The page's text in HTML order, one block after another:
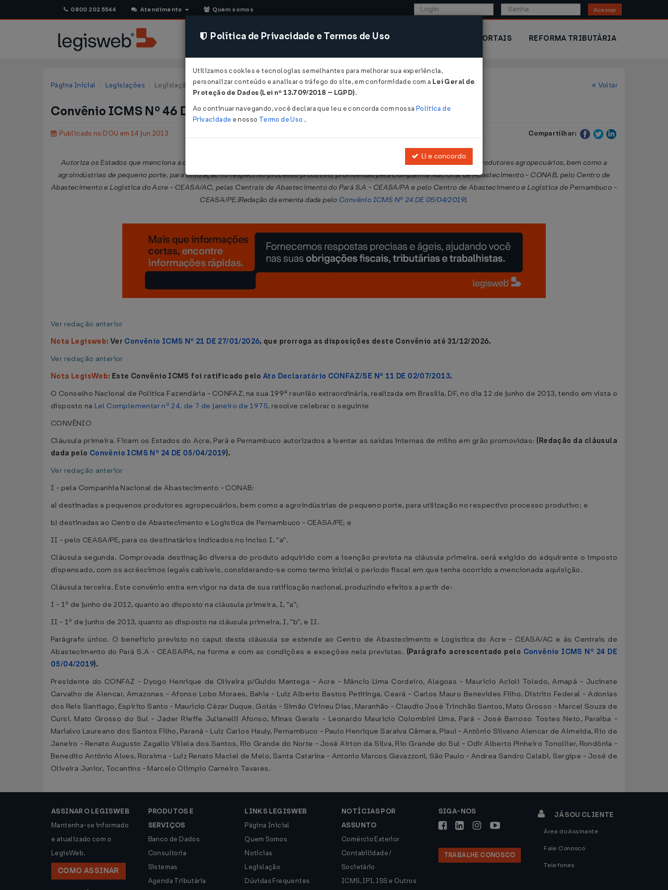
0800 202 5544 Atendimento Quem somos Acessar
CONSULTORIA SISTEMAS COMÉRCIO EXTERIOR PORTAIS REFORMA TRIBUTÁRIA
Página Inicial Legislações Legislação Federal Voltar
Convênio ICMS Nº 46 DE 12/06/2013
Publicado no DOU em 14 jun 2013 Compartilhar:
Autoriza os Estados que menciona a conceder isenção do ICMS nas saídas internas de milho em grão destinadas a pequenos produtores agropecuários, bem como a
agroindústrias de pequeno porte, para utilização no respectivo processo produtivo, promovidas pela Companhia Nacional de Abastecimento - CONAB, pelo Centro de
Abastecimento e Logística do Acre - CEASA/AC, pelas Centrais de Abastecimento do Pará S.A - CEASA/PA e pelo Centro de Abastecimento e Logística de Pernambuco -
CEASA/PE.(Redação da ementa dada pelo Convênio ICMS Nº 24 DE 05/04/2019).
Ver redação anterior
Nota Legisweb: Ver Convênio ICMS Nº 21 DE 27/01/2026, que prorroga as disposições deste Convênio até 31/12/2026.
Ver redação anterior
Nota LegisWeb: Este Convênio ICMS foi ratificado peloAto Declaratório CONFAZ/SE Nº 11 DE 02/07/2013.
O Conselho Nacional de Política Fazendária - CONFAZ, na sua 199ª reunião extraordinária, realizada em Brasília, DF, no dia 12 de junho de 2013, tendo em vista o
disposto na Lei Complementar nº 24, de 7 de janeiro de 1975, resolve celebrar o seguinte
CONVÊNIO
Cláusula primeira. Ficam os Estados do Acre, Pará e Pernambuco autorizados a isentar as saídas internas de milho em grão promovidas: (Redação da cláusula
dada pelo Convênio ICMS Nº 24 DE 05/04/2019).
Ver redação anterior
I - pela Companhia Nacional de Abastecimento - CONAB:
a) destinadas a pequenos produtores agropecuários, bem como a agroindústrias de pequeno porte, para utilização no respectivo processo produtivo; e
b) destinadas ao Centro de Abastecimento e Logística de Pernambuco - CEASA/PE; e
II - pelo CEASA/PE, para os destinatários indicados no inciso I, “a”.
Cláusula segunda. Comprovada destinação diversa do produto adquirido com a isenção prevista na cláusula primeira, será exigido do adquirente o imposto
dispensado, com os acréscimos legais cabíveis, considerando-se como termo inicial o período fiscal em que tenha ocorrido a mencionada aquisição.
Cláusula terceira. Este convênio entra em vigor na data de sua ratificação nacional, produzindo efeitos a partir de:
I - 1º de junho de 2012, quanto ao disposto na cláusula primeira, I, “a”;
II - 1º de junho de 2013, quanto ao disposto na cláusula primeira, I, “b”, e II.
Parágrafo único. O benefício previsto no caput desta cláusula se estende ao Centro de Abastecimento e Logística do Acre - CEASA/AC e às Centrais de
Abastecimento do Pará S.A - CEASA/PA, na forma e com as condições e exceções nela previstas. (Parágrafo acrescentado pelo Convênio ICMS Nº 24 DE
05/04/2019).
Presidente do CONFAZ - Dyogo Henrique de Oliveira p/Guido Mantega - Acre - Mâncio Lima Cordeiro, Alagoas - Maurício Acioli Toledo, Amapá - Jucinete
Carvalho de Alencar, Amazonas - Afonso Lobo Moraes, Bahia - Luiz Alberto Bastos Petitinga, Ceará - Carlos Mauro Benevides Filho, Distrito Federal - Adonias
dos Reis Santiago, Espírito Santo - Maurício Cézar Duque, Goiás - Simão Cirineu Dias, Maranhão - Claudio José Trinchão Santos, Mato Grosso - Marcel Souza de
Cursi, Mato Grosso do Sul - Jader Rieffe Julianelli Afonso, Minas Gerais - Leonardo Maurício Colombini Lima, Pará - José Barroso Tostes Neto, Paraíba -
Marialvo Laureano dos Santos Filho, Paraná - Luiz Carlos Hauly, Pernambuco - Paulo Henrique Saraiva Câmara, Piauí - Antônio Silvano Alencar de Almeida, Rio de
Janeiro - Renato Augusto Zagallo Villela dos Santos, Rio Grande do Norte - José Airton da Silva, Rio Grande do Sul - Odir Alberto Pinheiro Tonollier, Rondônia -
Benedito Antônio Alves, Roraima - Luiz Renato Maciel de Melo, Santa Catarina - Antonio Marcos Gavazzoni, São Paulo - Andrea Sandro Calabi, Sergipe - José de
Oliveira Junior, Tocantins - Marcelo Olimpio Carneiro Tavares.
ASSINAR O LEGISWEB
Mantenha-se informado
e atualizado com o
LegisWeb.
COMO ASSINAR
PRODUTOS E
SERVIÇOS
Banco de Dados
Consultoria
Sistemas
Agenda Tributária
LINKS LEGISWEB
Página Inicial
Quem Somos
Notícias
Legislação
Dúvidas Frequentes
NOTÍCIAS POR
ASSUNTO
Comércio Exterior
Contabilidade /
Societário
ICMS, IPI, ISS e Outros
SIGA-NOS
TRABALHE CONOSCO
JÁ SOU CLIENTE
Área do Assinante
Fale Conosco
Telefones
Política de Privacidade e Termos de Uso
Utilizamos cookies e tecnologias semelhantes para melhorar sua experiência,
personalizar conteúdo e analisar o tráfego do site, em conformidade com a Lei Geral de
Proteção de Dados (Lei nº 13.709/2018 – LGPD).
Ao continuar navegando, você declara que leu e concorda com nossa Política de
Privacidade e nosso Termo de Uso .
Li e concordo